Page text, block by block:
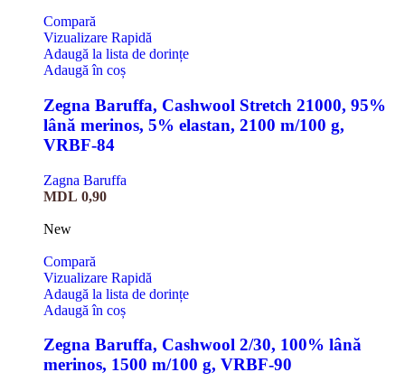
Compară
Vizualizare Rapidă
Adaugă la lista de dorințe
Adaugă în coș
Zegna Baruffa, Cashwool Stretch 21000, 95%
lână merinos, 5% elastan, 2100 m/100 g,
VRBF-84
Zagna Baruffa
MDL 0,90
New
Compară
Vizualizare Rapidă
Adaugă la lista de dorințe
Adaugă în coș
Zegna Baruffa, Cashwool 2/30, 100% lână
merinos, 1500 m/100 g, VRBF-90